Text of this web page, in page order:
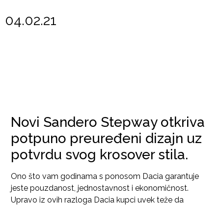
04.02.21
Novi Sandero Stepway otkriva
potpuno preuređeni dizajn uz
potvrdu svog krosover stila.
Ono što vam godinama s ponosom Dacia garantuje
jeste pouzdanost, jednostavnost i ekonomičnost.
Upravo iz ovih razloga Dacia kupci uvek teže da